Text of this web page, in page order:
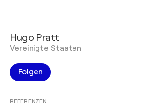
Hugo Pratt
Vereinigte Staaten
Folgen
REFERENZEN